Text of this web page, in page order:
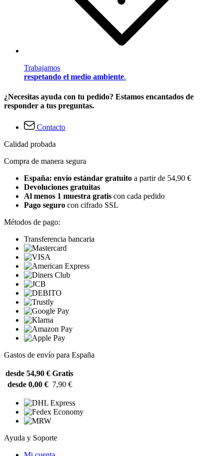
Trabajamos
respetando el medio ambiente.
¿Necesitas ayuda con tu pedido? Estamos encantados de
responder a tus preguntas.
Contacto
Calidad probada
Compra de manera segura
España: envío estándar gratuito a partir de 54,90 €
Devoluciones gratuitas
Al menos 1 muestra gratis con cada pedido
Pago seguro con cifrado SSL
Métodos de pago:
Transferencia bancaria
Gastos de envío para España
desde 54,90 € Gratis
desde 0,00 € 7,90 €
Ayuda y Soporte